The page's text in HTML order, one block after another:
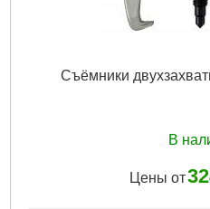
Съёмники
В
Цены от